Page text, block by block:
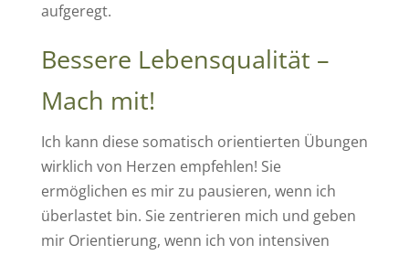
aufgeregt.
Bessere Lebensqualität –
Mach mit!
Ich kann diese somatisch orientierten Übungen
wirklich von Herzen empfehlen! Sie
ermöglichen es mir zu pausieren, wenn ich
überlastet bin. Sie zentrieren mich und geben
mir Orientierung, wenn ich von intensiven